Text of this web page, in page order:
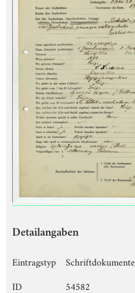
Detailangaben
Eintragstyp
Schriftdokumente
ID
54582